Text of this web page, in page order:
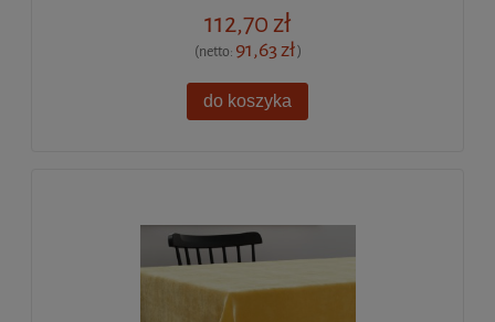
112,70 zł
(netto: 91,63 zł)
do koszyka